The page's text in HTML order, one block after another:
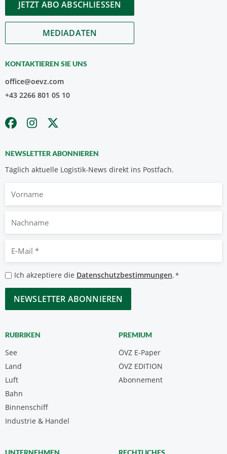
JETZT ABO ABSCHLIESSEN
MEDIADATEN
KONTAKTIEREN SIE UNS
office@oevz.com
+43 2266 801 05 10
NEWSLETTER ABONNIEREN
Täglich aktuelle Logistik-News direkt ins Postfach.
Nachname
Mail
*
Datenschutzbestimmungen
*
Ich akzeptiere die Datenschutzbestimmungen.*
CAPTCHA
RUBRIKEN
See
Land
Luft
Bahn
Binnenschiff
Industrie & Handel
PREMIUM
ÖVZ E-Paper
Abonnement
ÖVZ EDITION
UNTERNEHMEN RECHTLICHES